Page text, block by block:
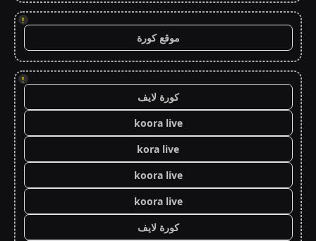
!
موقع كورة
!
كورة لايف
koora live
kora live
koora live
koora live
كورة لايف